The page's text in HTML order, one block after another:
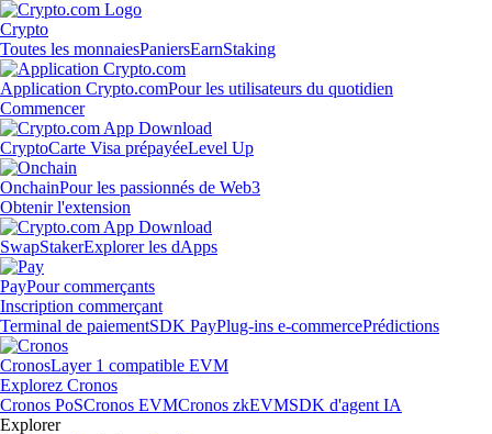
Crypto
Toutes les monnaiesPaniersEarnStaking
Application Crypto.comPour les utilisateurs du quotidien
Commencer
CryptoCarte Visa prépayéeLevel Up
OnchainPour les passionnés de Web3
Obtenir l'extension
SwapStakerExplorer les dApps
PayPour commerçants
Inscription commerçant
Terminal de paiementSDK PayPlug-ins e-commercePrédictions
CronosLayer 1 compatible EVM
Explorez Cronos
Cronos PoSCronos EVMCronos zkEVMSDK d'agent IA
Explorer